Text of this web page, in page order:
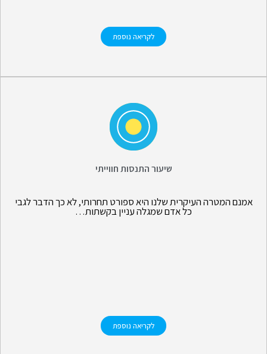
לקריאה נוספת
שיעור התנסות חווייתי
אמנם המטרה העיקרית שלנו היא ספורט תחרותי, לא כך הדבר לגבי
כל אדם שמגלה עניין בקשתות…
לקריאה נוספת